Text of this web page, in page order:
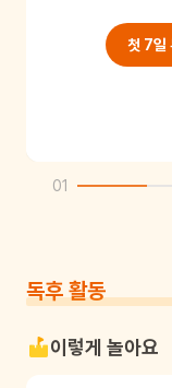
첫 7일
01
독후 활동
이렇게 놀아요